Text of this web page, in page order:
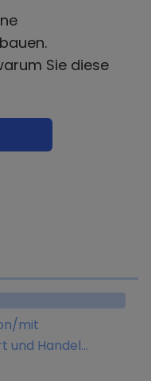
Sie diese
mit
und Handel
und